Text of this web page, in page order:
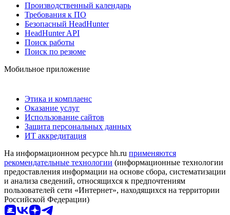
Производственный календарь
Требования к ПО
Безопасный HeadHunter
HeadHunter API
Поиск работы
Поиск по резюме
Мобильное приложение
Этика и комплаенс
Оказание услуг
Использование сайтов
Защита персональных данных
ИТ аккредитация
На информационном ресурсе hh.ru применяются
рекомендательные технологии (информационные технологии
предоставления информации на основе сбора, систематизации
и анализа сведений, относящихся к предпочтениям
пользователей сети «Интернет», находящихся на территории
Российской Федерации)